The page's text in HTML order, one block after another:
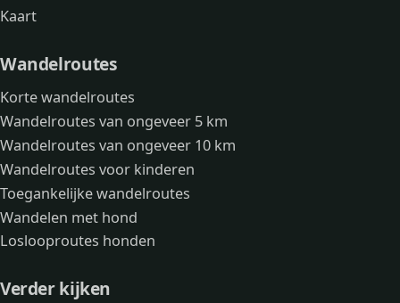
Kaart
Wandelroutes
Korte wandelroutes
Wandelroutes van ongeveer 5 km
Wandelroutes van ongeveer 10 km
Wandelroutes voor kinderen
Toegankelijke wandelroutes
Wandelen met hond
Loslooproutes honden
Verder kijken